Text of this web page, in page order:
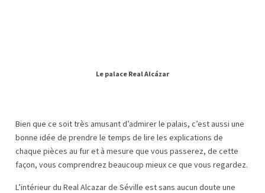
Le palace Real Alcázar
Bien que ce soit très amusant d’admirer le palais, c’est aussi une
bonne idée de prendre le temps de lire les explications de
chaque pièces au fur et à mesure que vous passerez, de cette
façon, vous comprendrez beaucoup mieux ce que vous regardez.
L’intérieur du Real Alcazar de Séville est sans aucun doute une